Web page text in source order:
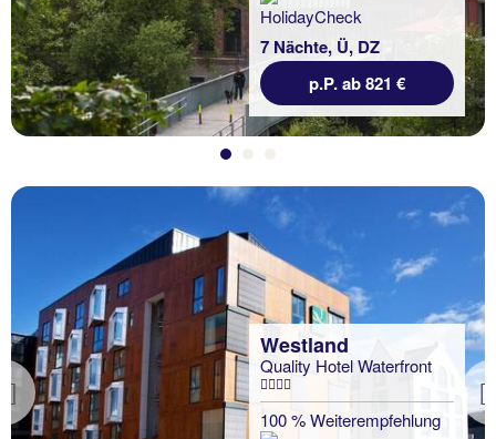
7 Nächte, Ü, DZ
p.P. ab 821 €
Previous
Westland
Quality Hotel Waterfront
100 % Weiterempfehlung